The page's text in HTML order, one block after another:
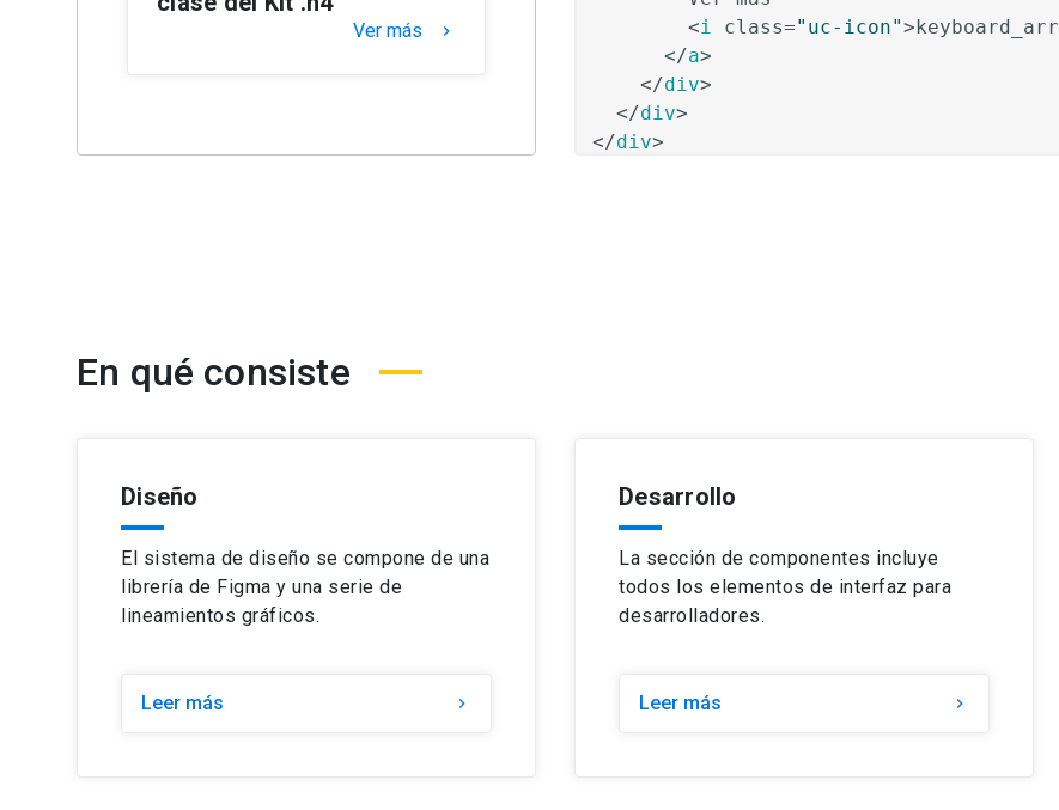
Ver más keyboard_arrow_right
<i class="uc-icon">
</a>
</div>
</div>
</div>
En qué consiste
Diseño
El sistema de diseño se compone de una
librería de Figma y una serie de
lineamientos gráficos.
Leer más chevron_right
Desarrollo
La sección de componentes incluye
todos los elementos de interfaz para
desarrolladores.
Leer más chevron_right